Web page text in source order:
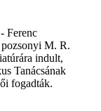
Ferenc
pozsonyi M. R.
indult,
Tanácsának
fogadták.